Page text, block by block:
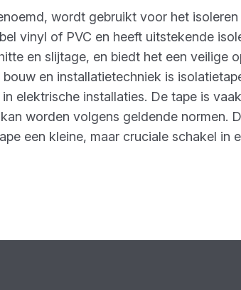
wordt gebruikt voor het
vinyl of PVC en heeft uitstekende
en slijtage, en biedt het een veilige
en installatietechniek is
elektrische installaties. De tape is
worden volgens geldende normen.
een kleine, maar cruciale schakel in